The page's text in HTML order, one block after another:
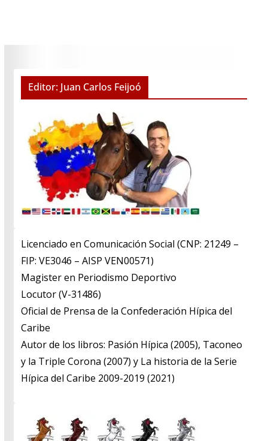
Editor: Juan Carlos Feijoó
Licenciado en Comunicación Social (CNP: 21249 –
FIP: VE3046 – AISP VEN00571)
​Magister en Periodismo Deportivo
​Locutor (V-31486)
​Oficial de Prensa de la Confederación Hípica del
Caribe
​Autor de los libros: Pasión Hípica (2005), Taconeo
y la Triple Corona (2007) y La historia de la Serie
Hípica del Caribe 2009-2019 (2021)